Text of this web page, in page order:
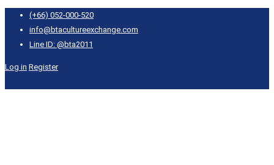
(+66) 052-000-520
info@btacultureexchange.com
Line ID: @bta2011
Log in Register